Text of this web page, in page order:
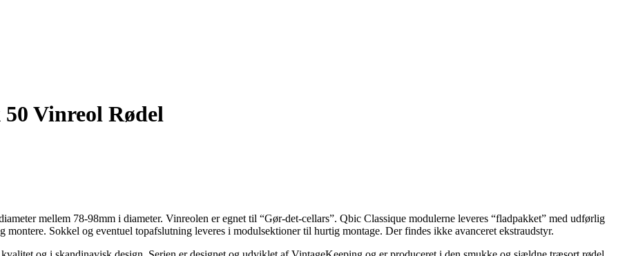
Vinreol Rødel
mellem 78-98mm i diameter. Vinreolen er egnet til “Gør-det-cellars”. Qbic Classique modulerne leveres “fladpakket” med udførlig
Sokkel og eventuel topafslutning leveres i modulsektioner til hurtig montage. Der findes ikke avanceret ekstraudstyr.